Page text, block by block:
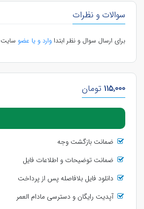
سوالات و نظرات
برای ارسال سوال و نظر ابتداوارد و یا عضو
115,000 تومان
ضمانت بازگشت وجه
ضمانت توضیحات و اطلاعات فایل
دانلود فایل بلافاصله پس از پرداخت
آپدیت رایگان و دسترسی مادام العمر